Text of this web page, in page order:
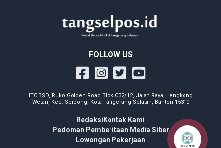
FOLLOW US
ITC BSD, Ruko Golden Road Blok C32/12, Jalan Raya, Lengkong
Wetan, Kec. Serpong, Kota Tangerang Selatan, Banten 15310
Redaksi Kontak Kami
Pedoman Pemberitaan Media Siber
Lowongan Pekerjaan